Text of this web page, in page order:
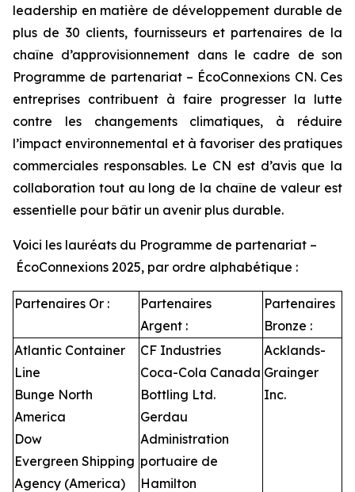
leadership en matière de développement durable de
plus de 30 clients, fournisseurs et partenaires de la
chaîne d’approvisionnement dans le cadre de son
Programme de partenariat – ÉcoConnexions CN. Ces
entreprises contribuent à faire progresser la lutte
contre les changements climatiques, à réduire
l’impact environnemental et à favoriser des pratiques
commerciales responsables. Le CN est d’avis que la
collaboration tout au long de la chaîne de valeur est
essentielle pour bâtir un avenir plus durable.
Voici les lauréats du Programme de partenariat –
ÉcoConnexions 2025, par ordre alphabétique :
Partenaires Or :
Partenaires
Argent :
Partenaires
Bronze :
Atlantic Container
Line
Bunge North
America
Dow
Evergreen Shipping
Agency (America)
CF Industries
Coca-Cola Canada
Bottling Ltd.
Gerdau
Administration
portuaire de
Hamilton
Acklands-
Grainger
Inc.